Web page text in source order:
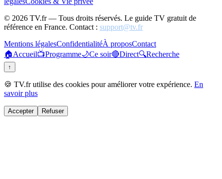
© 2026 TV.fr — Tous droits réservés. Le guide TV gratuit de
référence en France. Contact : support@tv.fr
Mentions légalesConfidentialitéÀ proposContact
🏠Accueil📺Programme🌙Ce soir🔴Direct🔍Recherche
↑
🍪 TV.fr utilise des cookies pour améliorer votre expérience. En
savoir plus
Accepter Refuser